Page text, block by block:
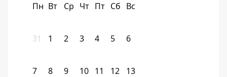
Пн Вт Ср Чт Пт Сб Вс
31 1 2 3 4 5 6
7 8 9 10 11 12 13